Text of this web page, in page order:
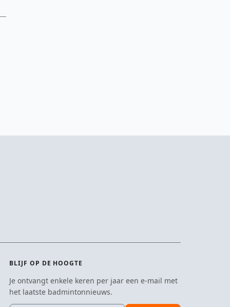
BLIJF OP DE HOOGTE
Je ontvangt enkele keren per jaar een e-mail met
het laatste badmintonnieuws.